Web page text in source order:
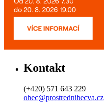
Kontakt
(+420) 571 643 229
obec@prostrednibecva.cz